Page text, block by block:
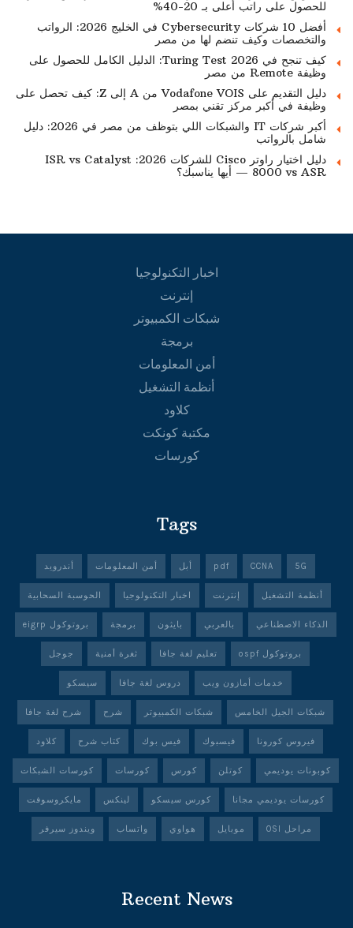
للحصول على راتب أعلى بـ 20-40%
أفضل 10 شركات Cybersecurity في الخليج 2026: الرواتب
والتخصصات وكيف تنضم لها من مصر
كيف تنجح في Turing Test 2026: الدليل الكامل للحصول على
وظيفة Remote من مصر
دليل التقديم على Vodafone VOIS من A إلى Z: كيف تحصل على
وظيفة في أكبر مركز تقني بمصر
أكبر شركات IT والشبكات اللي بتوظف من مصر في 2026: دليل
شامل بالرواتب
دليل اختيار راوتر Cisco للشركات 2026: ISR vs Catalyst
8000 vs ASR — أيها يناسبك؟
اخبار التكنولوجيا
إنترنت
شبكات الكمبيوتر
برمجة
أمن المعلومات
أنظمة التشغيل
كلاود
مكتبة كونكت
كورسات
Tags
5G
CCNA
pdf أبل أمن المعلومات أندرويد
أنظمة التشغيل إنترنت اخبار التكنولوجيا الحوسبة السحابية
الذكاء الاصطناعي بالعربي بايثون برمجة بروتوكول eigrp
بروتوكول ospf تعليم لغة جافا ثغرة أمنية جوجل
خدمات أمازون ويب دروس لغة جافا سيسكو
شبكات الجيل الخامس شبكات الكمبيوتر شرح شرح لغة جافا
فيروس كورونا فيسبوك فيس بوك كتاب شرح كلاود
كوبونات يوديمي كوتلن كورس كورسات كورسات الشبكات
كورسات يوديمي مجانا كورس سيسكو لينكس مايكروسوفت
مراحل OSI موبايل هواوي واتساب ويندوز سيرفر
Recent News